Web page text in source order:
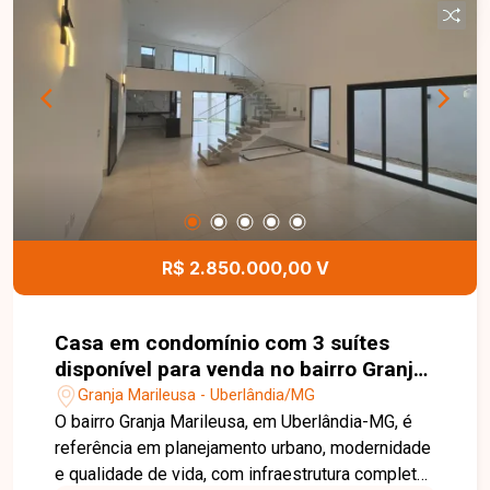
oportunidade para construir a casa dos seus
sonhos em um dos endereços mais valorizados
de Uberlândia. Entre em contato para mais
informações e agende uma visita.
R$ 2.850.000,00 V
Casa em condomínio com 3 suítes
disponível para venda no bairro Granja
Marileusa em Uberlândia - MG.
Granja Marileusa - Uberlândia/MG
O bairro Granja Marileusa, em Uberlândia-MG, é
referência em planejamento urbano, modernidade
e qualidade de vida, com infraestrutura completa,